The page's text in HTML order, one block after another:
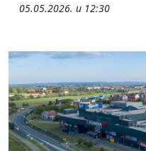
05.05.2026. u 12:30